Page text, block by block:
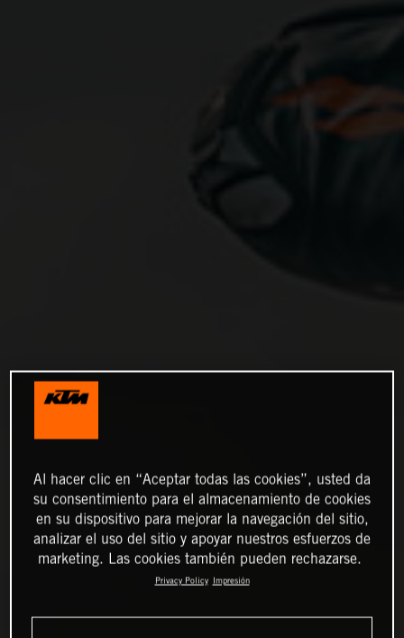
Al hacer clic en “Aceptar todas las cookies”, usted da
su consentimiento para el almacenamiento de cookies
en su dispositivo para mejorar la navegación del sitio,
analizar el uso del sitio y apoyar nuestros esfuerzos de
marketing. Las cookies también pueden rechazarse.
Privacy Policy Impresión